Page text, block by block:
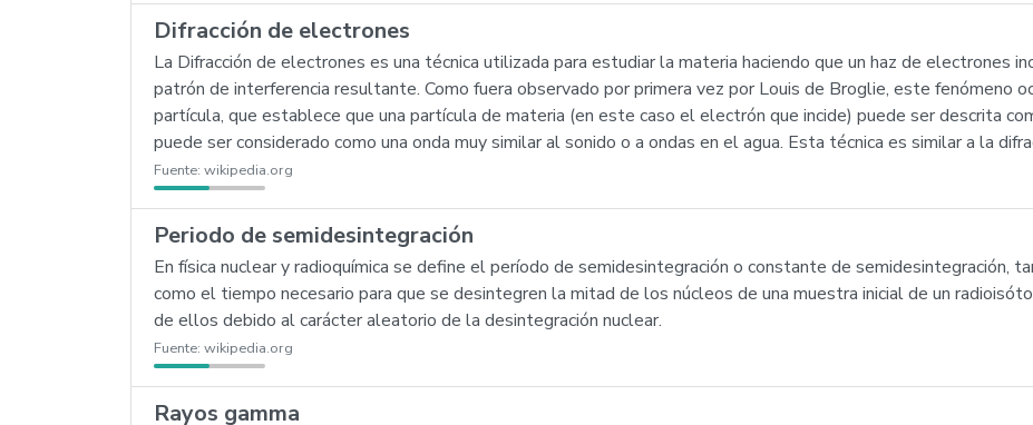
Difracción de electrones
La Difracción de electrones es una técnica utilizada para estudiar la materia haciendo que un haz de electrones
patrón de interferencia resultante. Como fuera observado por primera vez por Louis de Broglie, este fenómeno
partícula, que establece que una partícula de materia (en este caso el electrón que incide) puede ser descrita
puede ser considerado como una onda muy similar al sonido o a ondas en el agua. Esta técnica es similar a la
Fuente: wikipedia.org
Periodo de semidesintegración
En física nuclear y radioquímica se define el período de semidesintegración o constante de semidesintegración,
como el tiempo necesario para que se desintegren la mitad de los núcleos de una muestra inicial de un
de ellos debido al carácter aleatorio de la desintegración nuclear.
Fuente: wikipedia.org
Rayos gamma